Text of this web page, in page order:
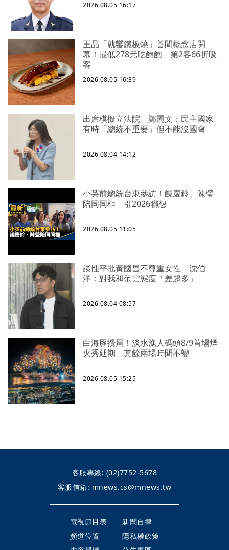
2026.08.05 16:17
王品「就饗鐵板燒」首間概念店開
幕！最低278元吃飽飽 第2客66折吸
客
2026.08.05 16:39
出席模擬立法院 鄭麗文：民主國家
有時「總統不重要」但不能沒國會
2026.08.04 14:12
小英前總統台東參訪！饒慶鈴、陳瑩
陪同同框 引2026聯想
2026.08.05 11:05
談性平批黃國昌不尊重女性 沈伯
洋：對我和范雲態度「差超多」
2026.08.04 08:57
白海豚攪局！淡水漁人碼頭8/9首場煙
火秀延期 其餘兩場時間不變
2026.08.05 15:25
客服專線: (02)7752-5678
客服信箱: mnews.cs@mnews.tw
電視節目表
新聞自律
頻道位置
隱私權政策